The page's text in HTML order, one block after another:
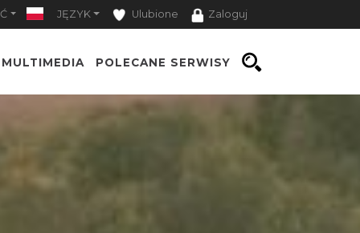
JĘZYK Ulubione Zaloguj
MULTIMEDIA POLECANE SERWISY